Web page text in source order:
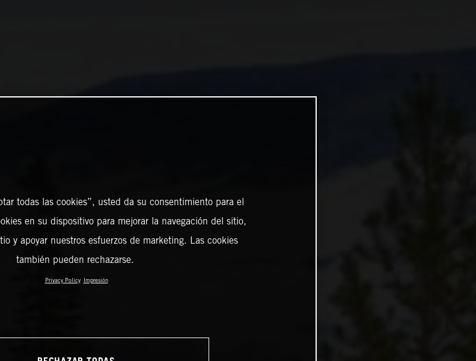
todas las cookies”, usted da su consentimiento para el
en su dispositivo para mejorar la navegación del sitio,
y apoyar nuestros esfuerzos de marketing. Las cookies
también pueden rechazarse.
Privacy Policy Impresión